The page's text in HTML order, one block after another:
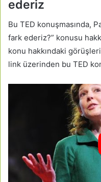
ederiz
Bu TED konuşmasında,
fark ederiz?” konusu
konu hakkındaki
link üzerinden bu TED